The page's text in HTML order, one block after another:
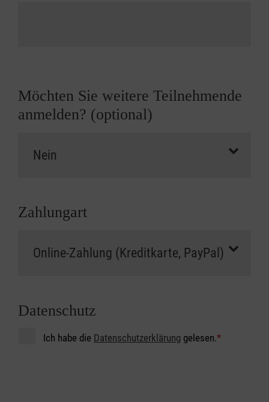
Möchten Sie weitere Teilnehmende
anmelden? (optional)
Zahlungart
Datenschutz
Ich habe die Datenschutzerklärung gelesen.*